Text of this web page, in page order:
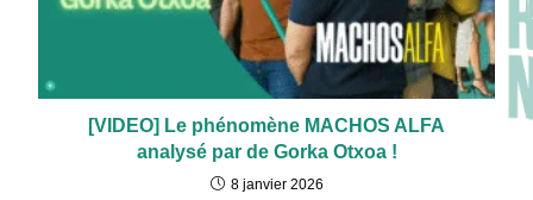
[VIDEO] Le phénomène MACHOS ALFA
analysé par de Gorka Otxoa !
8 janvier 2026